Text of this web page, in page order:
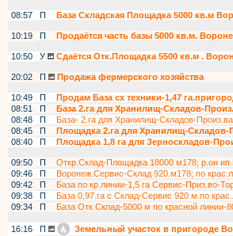
08:57
П База Складская Площадка 5000 кв.м
10:19
П Продаётся часть базы 5000 кв.м.
10:50
У Сдаётся Отк.Площадка 5500 кв.м .
20:02
П
Продажа фермерского хозяйства
10:49
П Продам База сх техники-1,47
08:51
П База 2.га для Хранилищ-Складов-
08:48
П База- 2.га для Хранилищ-Складов-Произ.ва
08:45
П Площадка 2.га для Хранилищ-Складов-
08:40
П Площадка 1,8 га для Зерноскладов-
09:50
П Откр.Склад-Площадка 18000 м178; р.он ип
09:46
П Воронеж.Сервис-Склад 920.м178; по
09:42
П База по кр.линии-1,5 га Сервис-Приз.во-
09:38
П База 0,97.га с Склад-Сервис 920 м по
09:34
П База Отк.Склад-5000 м по красной линии-
16:16
П
Земельный участок в пригороде